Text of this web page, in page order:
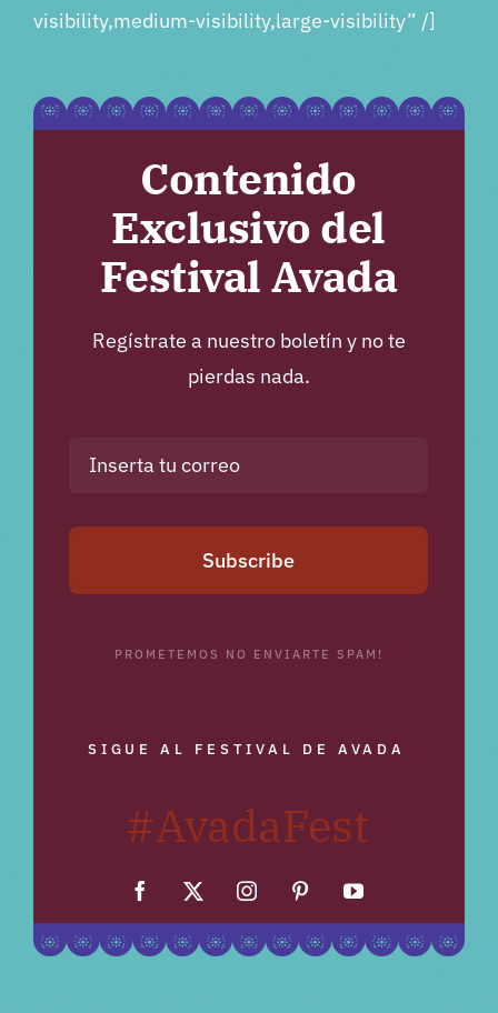
visibility,medium-visibility,large-visibility” /]
Contenido
Exclusivo del
Festival Avada
Regístrate a nuestro boletín y no te
pierdas nada.
Subscribe
PROMETEMOS NO ENVIARTE SPAM!
SIGUE AL FESTIVAL DE AVADA